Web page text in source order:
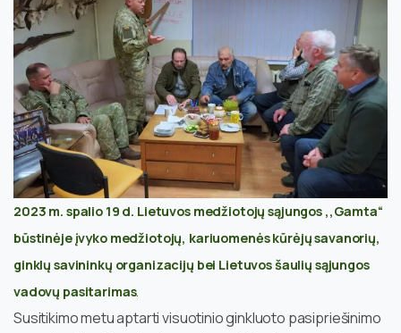
2023 m. spalio 19 d. Lietuvos medžiotojų sąjungos ,,Gamta“
būstinėje įvyko medžiotojų, kariuomenės kūrėjų savanorių,
ginklų savininkų organizacijų bei Lietuvos šaulių sąjungos
vadovų pasitarimas.
Susitikimo metu aptarti visuotinio ginkluoto pasipriešinimo